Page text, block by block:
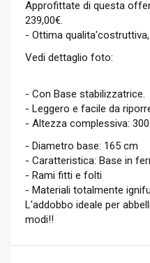
Approfittate di questa
239,00€.
- Ottima
Vedi dettaglio foto:
- Con Base stabilizzatrice.
- Leggero e facile da
- Altezza complessiva:
- Diametro base: 165 cm
- Caratteristica: Base in
- Rami fitti e folti
- Materiali totalmente
L'addobbo ideale per
modi!!